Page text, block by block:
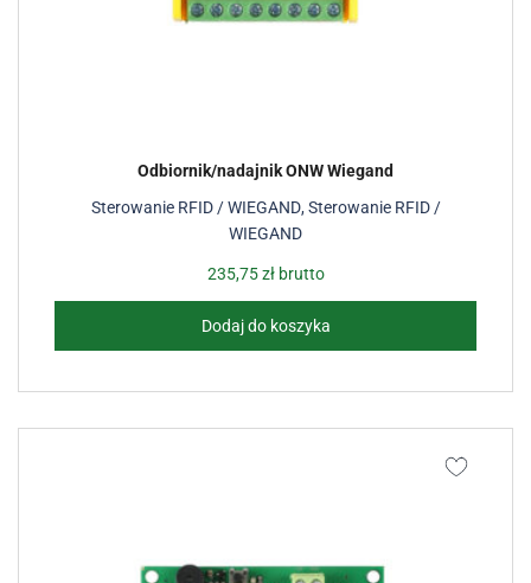
Sterowanie RFID / WIEGAND,Sterowanie RFID /
WIEGAND
Odbiornik/nadajnik ONW Wiegand
235,75złbrutto
Dodaj do koszyka